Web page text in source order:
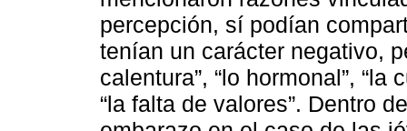
percepción, sí podían
tenían un carácter negativo,
calentura”, “lo hormonal”, “la
“la falta de valores”. Dentro